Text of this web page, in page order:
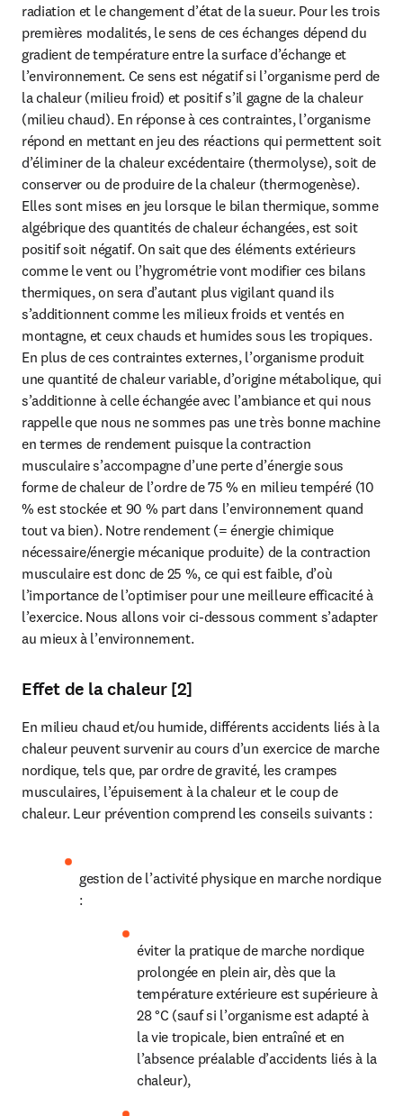
radiation et le changement d’état de la sueur. Pour les trois
premières modalités, le sens de ces échanges dépend du
gradient de température entre la surface d’échange et
l’environnement. Ce sens est négatif si l’organisme perd de
la chaleur (milieu froid) et positif s’il gagne de la chaleur
(milieu chaud). En réponse à ces contraintes, l’organisme
répond en mettant en jeu des réactions qui permettent soit
d’éliminer de la chaleur excédentaire (thermolyse), soit de
conserver ou de produire de la chaleur (thermogenèse).
Elles sont mises en jeu lorsque le bilan thermique, somme
algébrique des quantités de chaleur échangées, est soit
positif soit négatif. On sait que des éléments extérieurs
comme le vent ou l’hygrométrie vont modifier ces bilans
thermiques, on sera d’autant plus vigilant quand ils
s’additionnent comme les milieux froids et ventés en
montagne, et ceux chauds et humides sous les tropiques.
En plus de ces contraintes externes, l’organisme produit
une quantité de chaleur variable, d’origine métabolique, qui
s’additionne à celle échangée avec l’ambiance et qui nous
rappelle que nous ne sommes pas une très bonne machine
en termes de rendement puisque la contraction
musculaire s’accompagne d’une perte d’énergie sous
forme de chaleur de l’ordre de 75 % en milieu tempéré (10
% est stockée et 90 % part dans l’environnement quand
tout va bien). Notre rendement (= énergie chimique
nécessaire/énergie mécanique produite) de la contraction
musculaire est donc de 25 %, ce qui est faible, d’où
l’importance de l’optimiser pour une meilleure efficacité à
l’exercice. Nous allons voir ci-dessous comment s’adapter
au mieux à l’environnement.
Effet de la chaleur [2]
En milieu chaud et/ou humide, différents accidents liés à la
chaleur peuvent survenir au cours d’un exercice de marche
nordique, tels que, par ordre de gravité, les crampes
musculaires, l’épuisement à la chaleur et le coup de
chaleur. Leur prévention comprend les conseils suivants :
gestion de l’activité physique en marche nordique
:
éviter la pratique de marche nordique
prolongée en plein air, dès que la
température extérieure est supérieure à
28 °C (sauf si l’organisme est adapté à
la vie tropicale, bien entraîné et en
l’absence préalable d’accidents liés à la
chaleur),